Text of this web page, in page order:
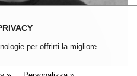
per offrirti la migliore